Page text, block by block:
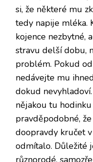
si, že některé mu
tedy napije mléka.
kojence nezbytné,
stravu delší dobu,
problém. Pokud
nedávejte mu
dokud
nějakou tu
pravděpodobné,
doopravdy kručet
odmítalo. Důležité
různorodé,